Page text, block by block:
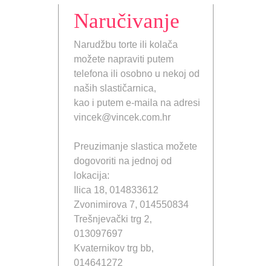
Naručivanje
Narudžbu torte ili kolača
možete napraviti putem
telefona ili osobno u nekoj od
naših slastičarnica,
kao i putem e-maila na adresi
vincek@vincek.com.hr
Preuzimanje slastica možete
dogovoriti na jednoj od
lokacija:
Ilica 18, 014833612
Zvonimirova 7, 014550834
Trešnjevački trg 2,
013097697
Kvaternikov trg bb,
014641272